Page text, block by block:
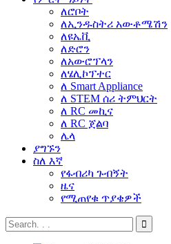
ለሮቦት
ለኢንዱስትሪ አውቶሜሽን
ለዩኤቪ
ለድሮን
ለአውሮፕላን
ለሄሊኮፕተር
ለ Smart Appliance
ለ STEM ሰሪ ትምህርት
ለ RC መኪና
ለ RC ጀልባ
ሌላ
ያግኙን
ስለ እኛ
የፋብሪካ ጉብኝት
ዜና
የሚጠየቁ ጥያቄዎች